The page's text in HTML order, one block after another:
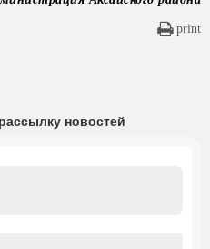
print
новостей